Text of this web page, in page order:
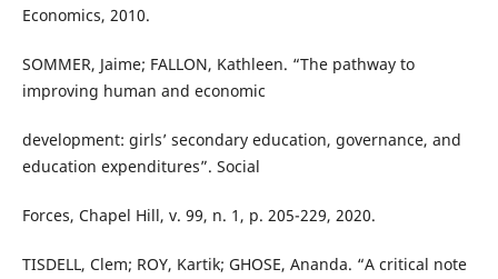
Economics, 2010.
SOMMER, Jaime; FALLON, Kathleen. “The pathway to
improving human and economic
development: girls’ secondary education, governance, and
education expenditures”. Social
Forces, Chapel Hill, v. 99, n. 1, p. 205-229, 2020.
TISDELL, Clem; ROY, Kartik; GHOSE, Ananda. “A critical note